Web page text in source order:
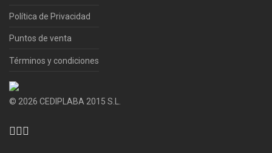
Política de Privacidad
Puntos de venta
Términos y condiciones
© 2026 CEDIPLABA 2015 S.L.